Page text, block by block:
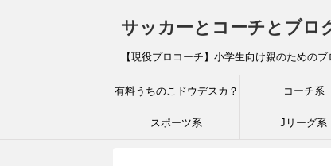
サッカーとコーチとブロ
【現役プロコーチ】小学生向け親のための
有料うちのこドウデスカ？ コーチ系
スポーツ系 Jリーグ系